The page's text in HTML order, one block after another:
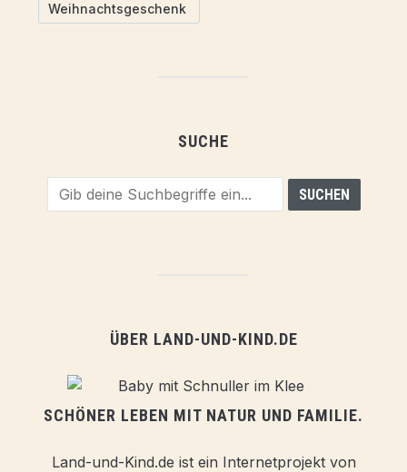
Weihnachtsgeschenk
SUCHE
ÜBER LAND-UND-KIND.DE
SCHÖNER LEBEN MIT NATUR UND FAMILIE.
Land-und-Kind.de ist ein Internetprojekt von